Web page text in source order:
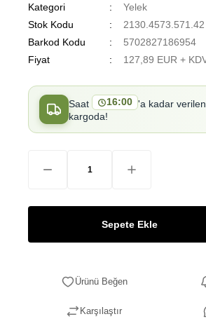
Kategori
Yelek
Stok Kodu
2130.4573.571.42
Barkod Kodu
5702827186954
Fiyat
127,89 EUR +
Saat 16:00 'a kadar
kargoda!
Sepete Ekle
Karşılaştır